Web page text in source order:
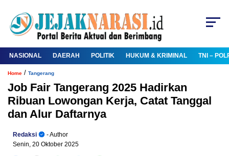
NASIONAL DAERAH POLITIK HUKUM & KRIMINAL TNI –
Home / Tangerang
Job Fair Tangerang 2025 Hadirkan
Ribuan Lowongan Kerja, Catat Tanggal
dan Alur Daftarnya
Redaksi
- Author
Senin, 20 Oktober 2025